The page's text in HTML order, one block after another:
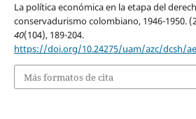
La política económica en la etapa del
conservadurismo colombiano, 1946-1950.
40(104), 189-204.
https://doi.org/10.24275/uam/azc/dcsh/
Más formatos de cita